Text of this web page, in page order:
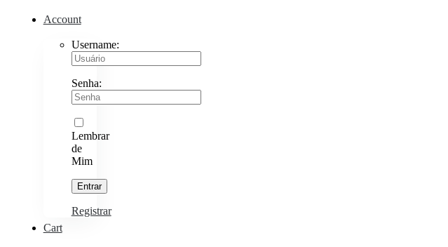
Account
Username:
Senha:
Lembrar
de
Mim
Registrar
Cart